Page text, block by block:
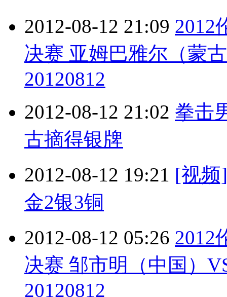
2012-08-12 21:09 2012
决赛 亚姆巴雅尔（蒙
20120812
2012-08-12 21:02 拳击
古摘得银牌
2012-08-12 19:21 [视频
金2银3铜
2012-08-12 05:26 2012
决赛 邹市明（中国）
20120812